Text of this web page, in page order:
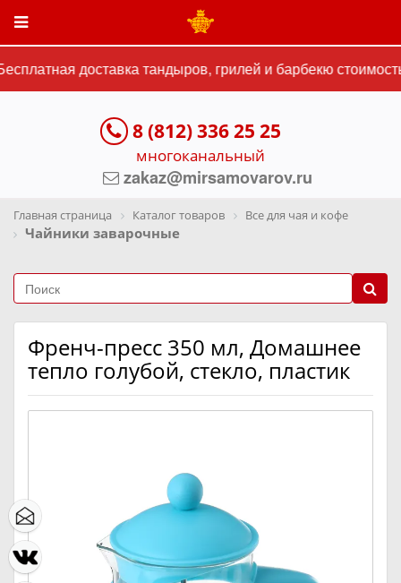
доставка тандыров, грилей и барбекю
8 (812) 336 25 25
многоканальный
zakaz@mirsamovarov.ru
Главная страница Каталог товаров Все для чая и кофе
Чайники заварочные
Френч-пресс 350 мл, Домашнее
тепло голубой, стекло, пластик